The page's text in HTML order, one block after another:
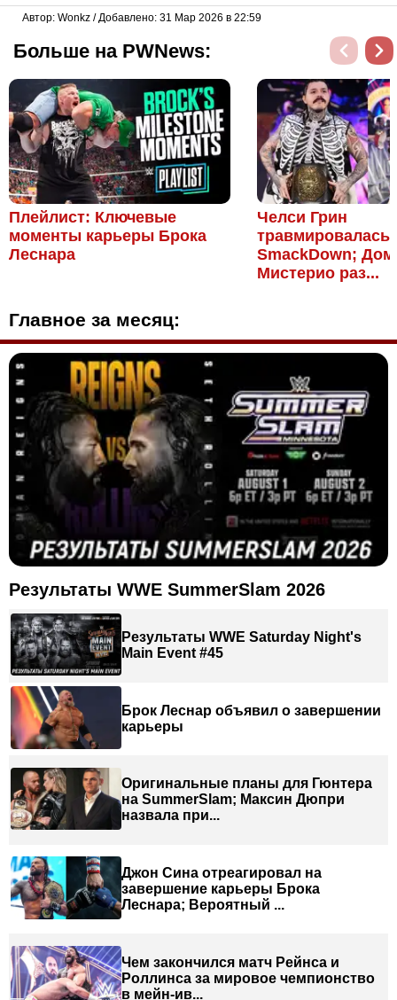
Автор: Wonkz / Добавлено: 31 Мар 2026 в 22:59
Больше на PWNews:
Плейлист: Ключевые
моменты карьеры Брока
Леснара
Челси Грин
травмировалась
SmackDown;
Мистерио раз...
Главное за месяц:
Результаты WWE SummerSlam 2026
Результаты WWE Saturday Night's
Main Event #45
Брок Леснар объявил о завершении
карьеры
Оригинальные планы для Гюнтера
на SummerSlam; Максин Дюпри
назвала при...
Джон Сина отреагировал на
завершение карьеры Брока
Леснара; Вероятный ...
Чем закончился матч Рейнса и
Роллинса за мировое чемпионство
в мейн-ив...